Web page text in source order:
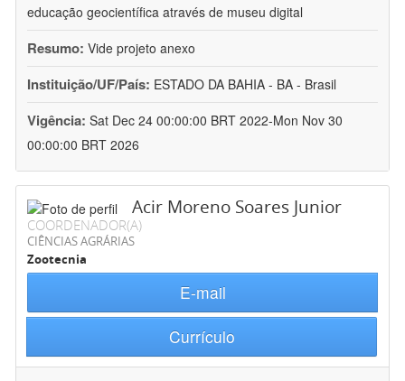
educação geocientífica através de museu digital
Resumo: Vide projeto anexo
Instituição/UF/País: ESTADO DA BAHIA - BA - Brasil
Vigência: Sat Dec 24 00:00:00 BRT 2022-Mon Nov 30
00:00:00 BRT 2026
Acir Moreno Soares Junior
COORDENADOR(A)
CIÊNCIAS AGRÁRIAS
Zootecnia
E-mail
Currículo